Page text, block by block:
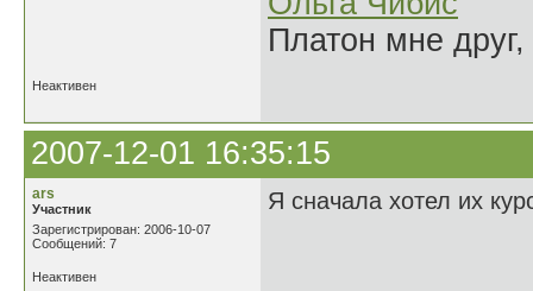
Платон мне
Неактивен
2007-12-01 16:35:15
ars
Участник
Зарегистрирован: 2006-10-07
Сообщений: 7
Я сначала хотел их
Неактивен